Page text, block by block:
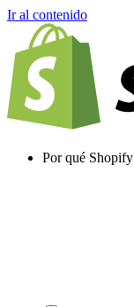
Ir al contenido
Por qué Shopify